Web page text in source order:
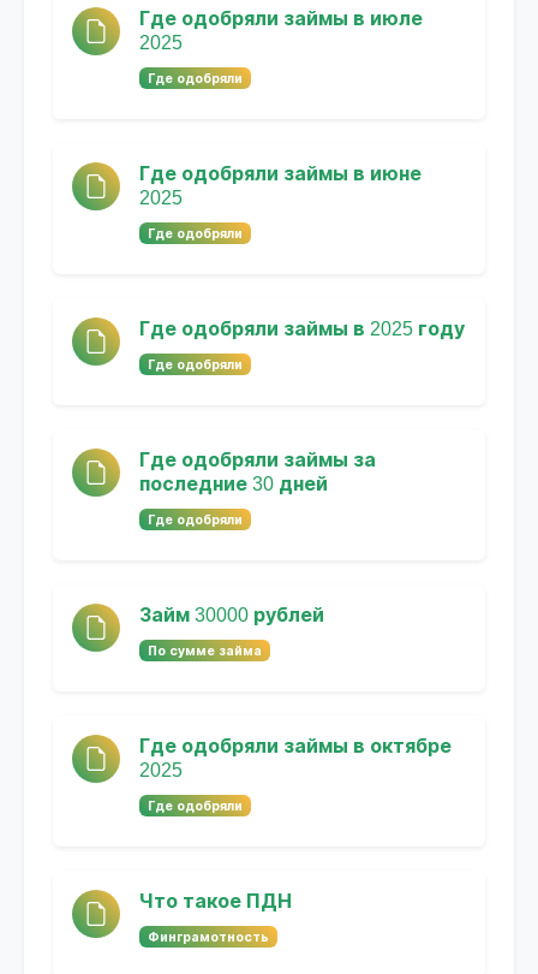
Где одобряли займы в июле
2025
Где одобряли
Где одобряли займы в июне
2025
Где одобряли
Где одобряли займы в 2025 году
Где одобряли
Где одобряли займы за
последние 30 дней
Где одобряли
Займ 30000 рублей
По сумме займа
Где одобряли займы в октябре
2025
Где одобряли
Что такое ПДН
Финграмотность